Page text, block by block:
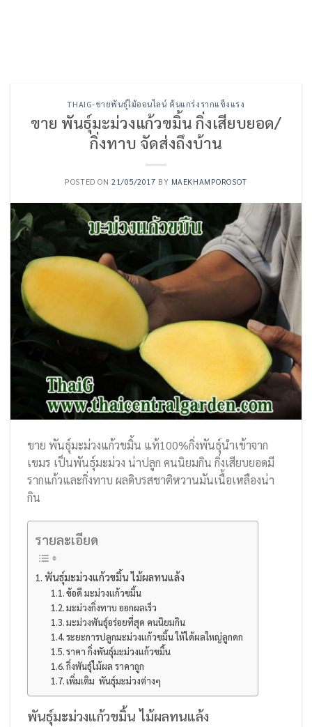
THAIG-ขายพันธุ์ไม้ออนไลน์ ต้นแกร่งรากแข็งแรง
ขาย พันธุ์มะม่วงแก้วขมิ้น กิ่งเสียบยอด/
กิ่งทาบ จัดส่งถึงบ้าน
POSTED ON 21/05/2017 BY MAEKHAMPOROSOT
ขาย พันธุ์มะม่วงแก้วขมิ้น แท้100%กิ่งพันธุ์นำเข้าจาก
เขมร เป็นพันธุ์มะม่วง น่าปลูก คนนิยมกิน กิ่งเสียบยอดมี
รากแก้วและกิ่งทาบ ผลดิบรสชาติหวานมันเนื้อเหลืองน่า
กิน
รายละเอียด
พันธุ์มะม่วงแก้วขมิ้น ไม้ผลทนแล้ง
ข้อดี มะม่วงแก้วขมิ้น
มะม่วงกิ่งทาบ ออกผลเร็ว
มะม่วงพันธุ์อร่อยที่สุด คนนิยมกิน
ระยะการปลูกมะม่วงแก้วขมิ้น ให้ได้ผลใหญ่ลูกดก
ราคา กิ่งพันธุ์มะม่วงแก้วขมิ้น
กิ่งพันธุ์ไม้ผล ราคาถูก
เพิ่มเติม พันธุ์มะม่วงต่างๆ
พันธุ์มะม่วงแก้วขมิ้น ไม้ผลทนแล้ง